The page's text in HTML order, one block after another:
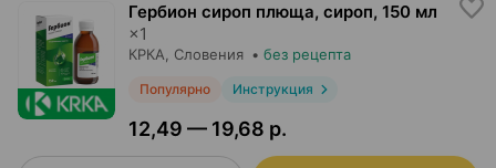
Гербион сироп плюща, сироп, 150 мл
×1
КРКА , Словения • без рецепта
Популярно Инструкция
12,49 — 19,68 р.